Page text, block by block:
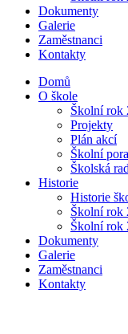
Dokumenty
Galerie
Zaměstnanci
Kontakty
Domů
O škole
Školní rok
Projekty
Plán akcí
Školní
Školská
Historie
Historie
Školní rok
Školní rok
Dokumenty
Galerie
Zaměstnanci
Kontakty